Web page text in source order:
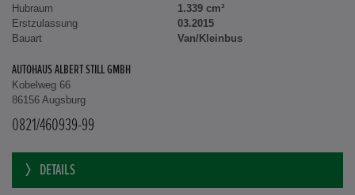
Hubraum
1.339 cm³
Erstzulassung
03.2015
Bauart
Van/Kleinbus
AUTOHAUS ALBERT STILL GMBH
Kobelweg 66
86156 Augsburg
0821/460939-99
DETAILS